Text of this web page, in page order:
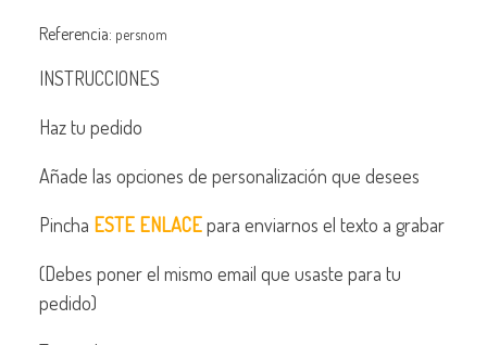
Referencia: persnom
INSTRUCCIONES
Haz tu pedido
Añade las opciones de personalización que desees
Pincha ESTE ENLACEpara enviarnos el texto a grabar
(Debes poner el mismo email que usaste para tu
pedido)